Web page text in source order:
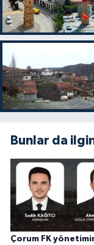
Bunlar da
Çorum FK